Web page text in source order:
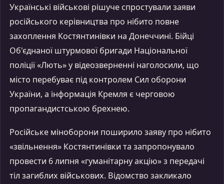
Українські військові рішуче спростували заяви
російського керівництва про нібито повне
захоплення Костянтинівки на Донеччині. Бійці
Об'єднаної штурмової бригади Національної
поліції «Лють» у відеозверненні наголосили, що
місто перебуває під контролем Сил оборони
України, а інформація Кремля є черговою
пропагандистською брехнею.
Російське міноборони поширило заяву про нібито
«звільнення» Костянтинівки та запропонувало
провести 6 липня «гуманітарну акцію» з передачі
тіл загиблих військових. Відомство закликало